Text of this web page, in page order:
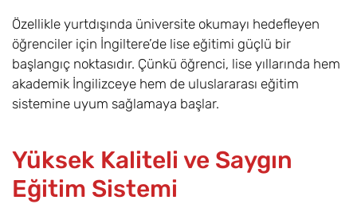
Özellikle yurtdışında üniversite okumayı hedefleyen
öğrenciler için İngiltere’de lise eğitimi güçlü bir
başlangıç noktasıdır. Çünkü öğrenci, lise yıllarında hem
akademik İngilizceye hem de uluslararası eğitim
sistemine uyum sağlamaya başlar.
Yüksek Kaliteli ve Saygın
Eğitim Sistemi